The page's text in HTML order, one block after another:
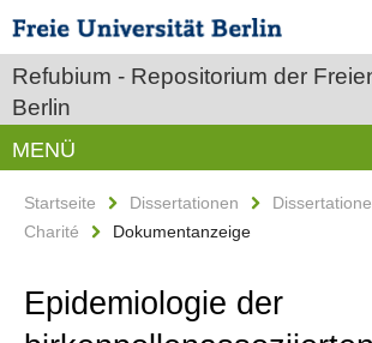
Refubium - Repositorium der
Berlin
MENÜ
Startseite Dissertationen
Charité
Dokumentanzeige
Epidemiologie der